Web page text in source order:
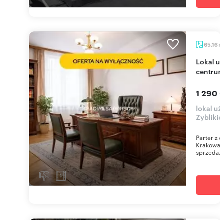
65,16
Lokal użytkowy na parterze z witrynami w
1 290
lokal
Parter